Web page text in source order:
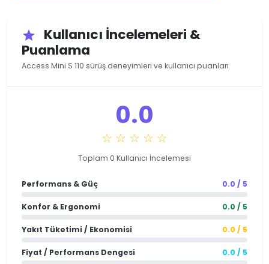
star
Kullanıcı İncelemeleri &
Puanlama
Access Mini S 110 sürüş deneyimleri ve kullanıcı puanları
0.0
☆ ☆ ☆ ☆ ☆
Toplam 0 Kullanıcı İncelemesi
Performans & Güç 0.0 / 5
Konfor & Ergonomi 0.0 / 5
Yakıt Tüketimi / Ekonomisi 0.0 / 5
Fiyat / Performans Dengesi 0.0 / 5